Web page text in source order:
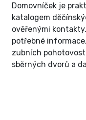
Domovníček je
katalogem
ověřenými
potřebné
zubních
sběrných dvorů a